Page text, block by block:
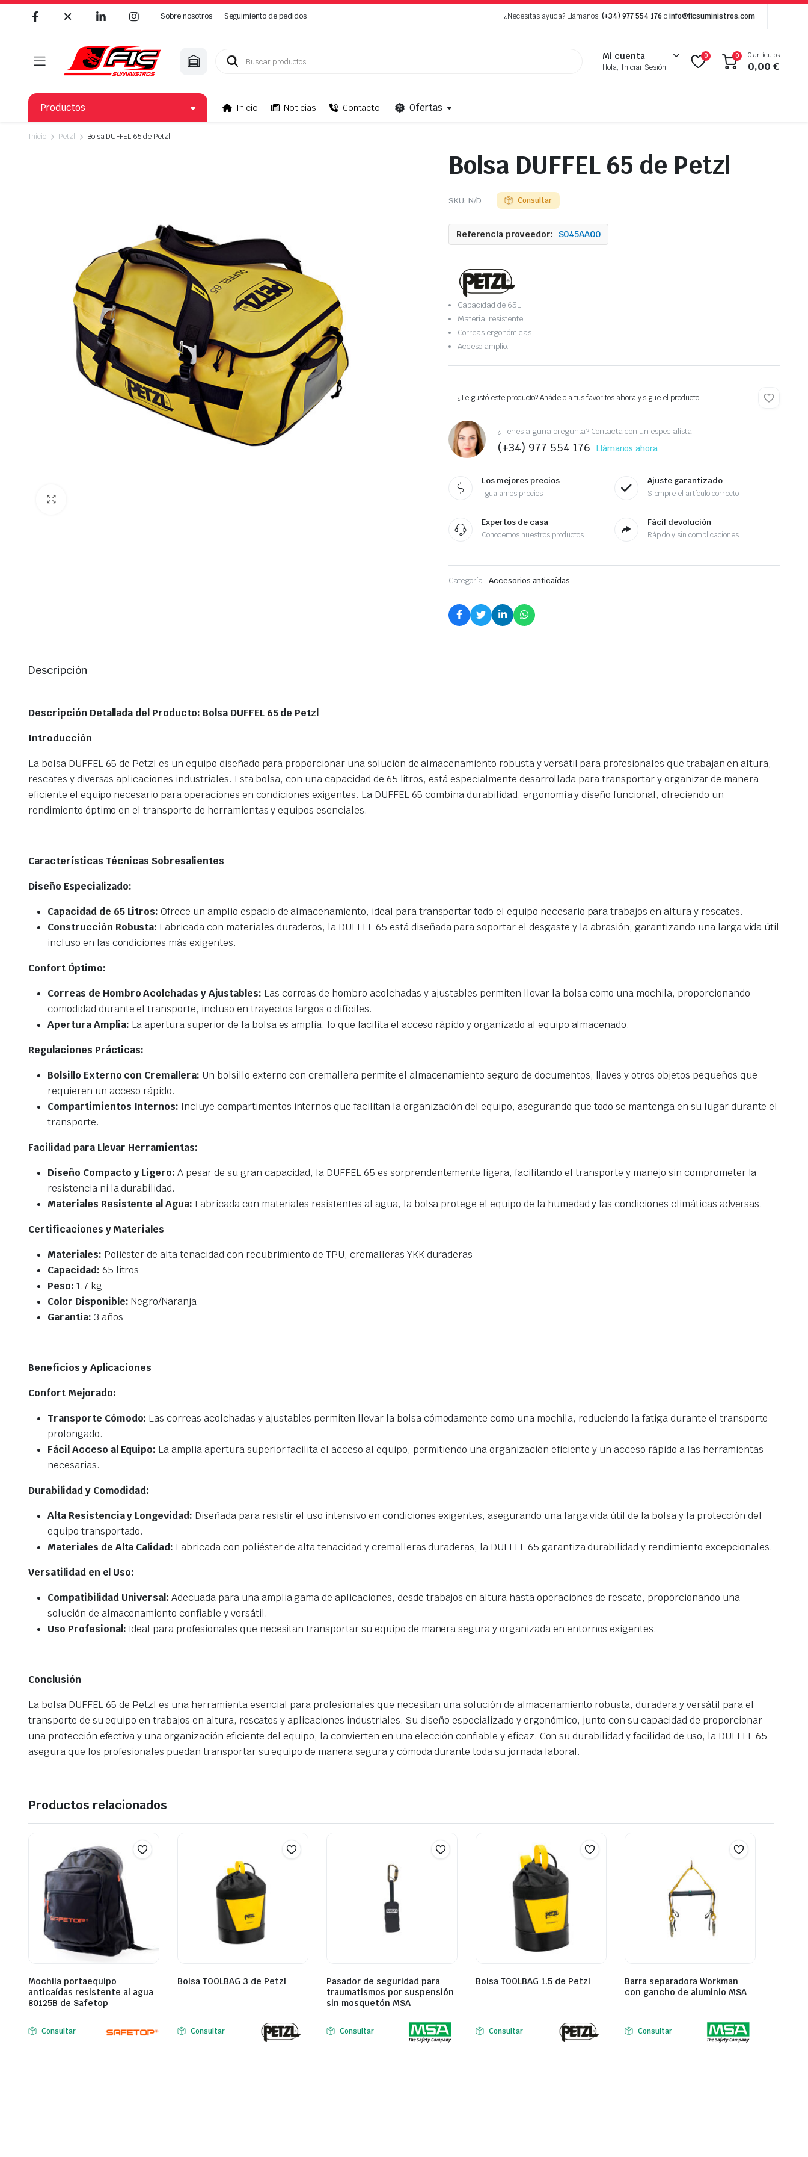
Sobre nosotros Seguimiento de pedidos ¿Necesitas ayuda? Llámanos:(+34) 977 554 176 oinfo@ficsuministros.com
Búsqueda
Mi cuenta
Hola, Iniciar Sesión
0 0 0 artículos
0,00€
Productos Inicio Noticias Contacto Ofertas
Inicio Petzl Bolsa DUFFEL 65 de Petzl
Bolsa DUFFEL 65 de Petzl
SKU: N/D Consultar
Referencia proveedor: S045AA00
Capacidad de 65L.
Material resistente.
Correas ergonómicas.
Acceso amplio.
¿Te gustó este producto? Añádelo a tus favoritos ahora y sigue el producto.
¿Tienes alguna pregunta? Contacta con un especialista
(+34) 977 554 176 Llámanos ahora
Los mejores precios
Igualamos precios
Ajuste garantizado
Siempre el artículo correcto
Expertos de casa
Conocemos nuestros productos
Fácil devolución
Rápido y sin complicaciones
Categoría: Accesorios anticaídas
Descripción
Descripción Detallada del Producto: Bolsa DUFFEL 65 de Petzl
Introducción
La bolsa DUFFEL 65 de Petzl es un equipo diseñado para proporcionar una solución de almacenamiento robusta y versátil para profesionales que trabajan en altura,
rescates y diversas aplicaciones industriales. Esta bolsa, con una capacidad de 65 litros, está especialmente desarrollada para transportar y organizar de manera
eficiente el equipo necesario para operaciones en condiciones exigentes. La DUFFEL 65 combina durabilidad, ergonomía y diseño funcional, ofreciendo un
rendimiento óptimo en el transporte de herramientas y equipos esenciales.
Características Técnicas Sobresalientes
Diseño Especializado:
Capacidad de 65 Litros: Ofrece un amplio espacio de almacenamiento, ideal para transportar todo el equipo necesario para trabajos en altura y rescates.
Construcción Robusta: Fabricada con materiales duraderos, la DUFFEL 65 está diseñada para soportar el desgaste y la abrasión, garantizando una larga vida útil
incluso en las condiciones más exigentes.
Confort Óptimo:
Correas de Hombro Acolchadas y Ajustables: Las correas de hombro acolchadas y ajustables permiten llevar la bolsa como una mochila, proporcionando
comodidad durante el transporte, incluso en trayectos largos o difíciles.
Apertura Amplia: La apertura superior de la bolsa es amplia, lo que facilita el acceso rápido y organizado al equipo almacenado.
Regulaciones Prácticas:
Bolsillo Externo con Cremallera: Un bolsillo externo con cremallera permite el almacenamiento seguro de documentos, llaves y otros objetos pequeños que
requieren un acceso rápido.
Compartimientos Internos: Incluye compartimentos internos que facilitan la organización del equipo, asegurando que todo se mantenga en su lugar durante el
transporte.
Facilidad para Llevar Herramientas:
Diseño Compacto y Ligero: A pesar de su gran capacidad, la DUFFEL 65 es sorprendentemente ligera, facilitando el transporte y manejo sin comprometer la
resistencia ni la durabilidad.
Materiales Resistente al Agua: Fabricada con materiales resistentes al agua, la bolsa protege el equipo de la humedad y las condiciones climáticas adversas.
Certificaciones y Materiales
Materiales: Poliéster de alta tenacidad con recubrimiento de TPU, cremalleras YKK duraderas
Capacidad: 65 litros
Peso: 1.7 kg
Color Disponible: Negro/Naranja
Garantía: 3 años
Beneficios y Aplicaciones
Confort Mejorado:
Transporte Cómodo: Las correas acolchadas y ajustables permiten llevar la bolsa cómodamente como una mochila, reduciendo la fatiga durante el transporte
prolongado.
Fácil Acceso al Equipo: La amplia apertura superior facilita el acceso al equipo, permitiendo una organización eficiente y un acceso rápido a las herramientas
necesarias.
Durabilidad y Comodidad:
Alta Resistencia y Longevidad: Diseñada para resistir el uso intensivo en condiciones exigentes, asegurando una larga vida útil de la bolsa y la protección del
equipo transportado.
Materiales de Alta Calidad: Fabricada con poliéster de alta tenacidad y cremalleras duraderas, la DUFFEL 65 garantiza durabilidad y rendimiento excepcionales.
Versatilidad en el Uso:
Compatibilidad Universal: Adecuada para una amplia gama de aplicaciones, desde trabajos en altura hasta operaciones de rescate, proporcionando una
solución de almacenamiento confiable y versátil.
Uso Profesional: Ideal para profesionales que necesitan transportar su equipo de manera segura y organizada en entornos exigentes.
Conclusión
La bolsa DUFFEL 65 de Petzl es una herramienta esencial para profesionales que necesitan una solución de almacenamiento robusta, duradera y versátil para el
transporte de su equipo en trabajos en altura, rescates y aplicaciones industriales. Su diseño especializado y ergonómico, junto con su capacidad de proporcionar
una protección efectiva y una organización eficiente del equipo, la convierten en una elección confiable y eficaz. Con su durabilidad y facilidad de uso, la DUFFEL 65
asegura que los profesionales puedan transportar su equipo de manera segura y cómoda durante toda su jornada laboral.
Productos relacionados
Mochila portaequipo
anticaídas resistente al agua
80125B de Safetop
Consultar
Bolsa TOOLBAG 3 de Petzl
Consultar
Pasador de seguridad para
traumatismos por suspensión
sin mosquetón MSA
Consultar
Bolsa TOOLBAG 1.5 de Petzl
Consultar
Barra separadora Workman
con gancho de aluminio MSA
Consultar